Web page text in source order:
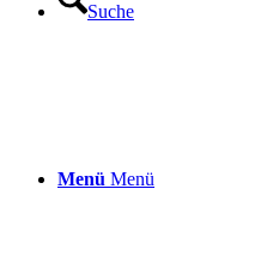
Suche
Menü Menü